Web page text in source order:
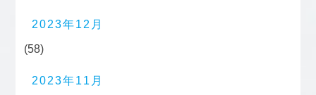
2023年12月
(58)
2023年11月